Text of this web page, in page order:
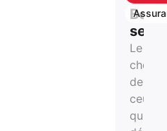
vie
Best-
seller
Le
choix
de
ceux
qui ont